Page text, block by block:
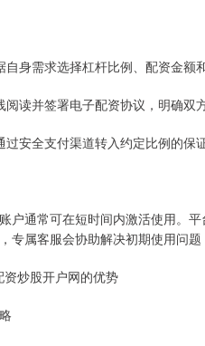
自身需求选择杠杆比例、配资金额
读并签署电子配资协议，明确双
安全支付渠道转入约定比例的保
户通常可在短时间内激活使用。
专属客服会协助解决初期使用问题
炒股开户网的优势